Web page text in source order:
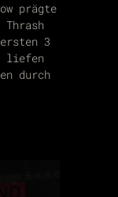
prägte
Thrash
3
liefen
durch